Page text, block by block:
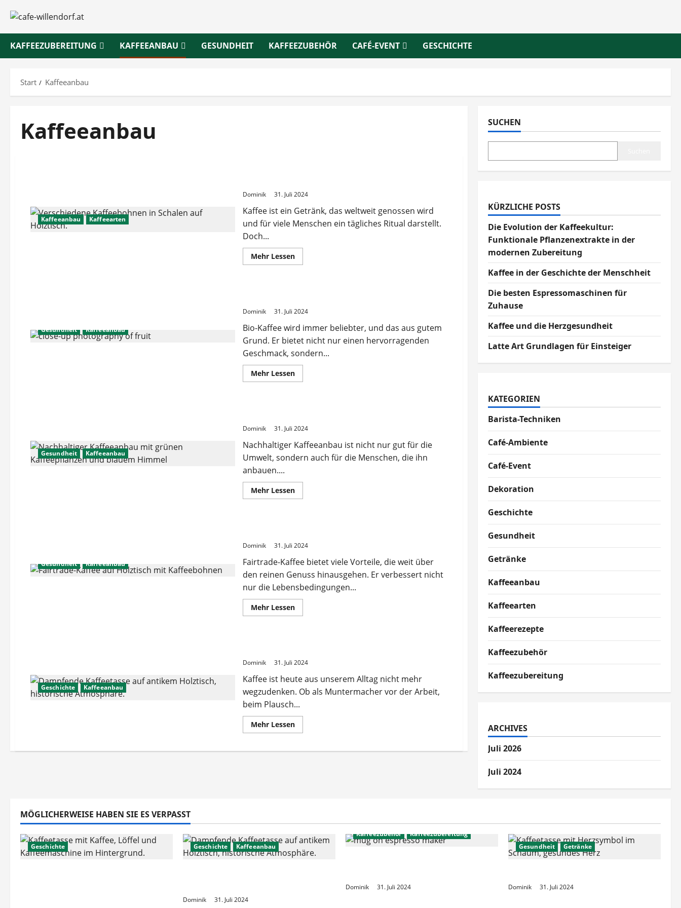
Inhalt
springen
KAFFEEZUBEREITUNG
KAFFEEANBAU GESUNDHEIT KAFFEEZUBEHÖR CAFÉ-EVENT GESCHICHTE
Start Kaffeeanbau
Kaffeeanbau
Kaffeeanbau Kaffeearten
Dominik 31. Juli 2024
Kaffee ist ein Getränk, das weltweit genossen wird
und für viele Menschen ein tägliches Ritual darstellt.
Doch...
Mehr LessenMehr
Informationen
Welt
Gesundheit Kaffeeanbau
Dominik 31. Juli 2024
Bio-Kaffee wird immer beliebter, und das aus gutem
Grund. Er bietet nicht nur einen hervorragenden
Geschmack, sondern...
Mehr LessenMehr
Informationen
Gesundheit Kaffeeanbau
Dominik 31. Juli 2024
Nachhaltiger Kaffeeanbau ist nicht nur gut für die
Umwelt, sondern auch für die Menschen, die ihn
anbauen....
Mehr LessenMehr
Informationen
Gesundheit Kaffeeanbau
Dominik 31. Juli 2024
Fairtrade-Kaffee bietet viele Vorteile, die weit über
den reinen Genuss hinausgehen. Er verbessert nicht
nur die Lebensbedingungen...
Mehr LessenMehr
Informationen
Geschichte Kaffeeanbau
Dominik 31. Juli 2024
Kaffee ist heute aus unserem Alltag nicht mehr
wegzudenken. Ob als Muntermacher vor der Arbeit,
beim Plausch...
Mehr LessenMehr
Informationen
in
SUCHEN
KÜRZLICHE POSTS
Die Evolution der Kaffeekultur:
Funktionale Pflanzenextrakte in der
modernen Zubereitung
Kaffee in der Geschichte der Menschheit
Die besten Espressomaschinen für
Zuhause
Kaffee und die Herzgesundheit
Latte Art Grundlagen für Einsteiger
KATEGORIEN
Barista-Techniken
Café-Ambiente
Café-Event
Dekoration
Geschichte
Gesundheit
Getränke
Kaffeeanbau
Kaffeearten
Kaffeerezepte
Kaffeezubehör
Kaffeezubereitung
ARCHIVES
Juli 2026
Juli 2024
MÖGLICHERWEISE HABEN SIE ES VERPASST
Geschichte Geschichte Kaffeeanbau
Dominik 31. Juli 2024
Kaffeezubehör Kaffeezubereitung
Dominik 31. Juli 2024
Gesundheit Getränke
Dominik 31. Juli 2024